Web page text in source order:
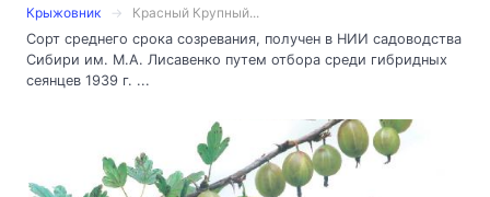
Крыжовник
Красный Крупный...
Сорт среднего срока созревания, получен в НИИ садоводства
Сибири им. М.А. Лисавенко путем отбора среди гибридных
сеянцев 1939 г. ...